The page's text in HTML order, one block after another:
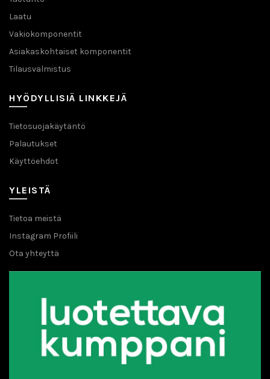
Laatu
Vakiokomponentit
Asiakaskohtaiset komponentit
Tilausvalmistus
HYÖDYLLISIÄ LINKKEJÄ
Tietosuojakäytäntö
Palautukset
Käyttöehdot
YLEISTÄ
Tietoa meistä
Instagram Profiili
Ota yhteyttä